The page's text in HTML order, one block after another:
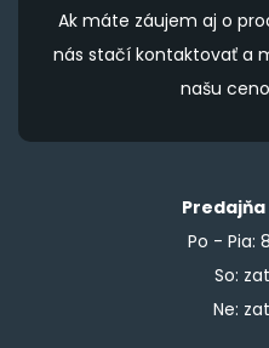
Ak máte záujem aj o
nás stačí kontaktovať a
našu
Po - Pia:
So:
Ne: